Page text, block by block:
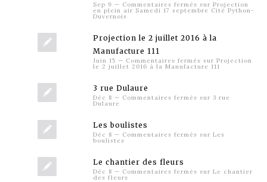
Sep 9 — Commentaires fermés sur Projection
en plein air Samedi 17 septembre Cité Python-
Duvernois
Projection le 2 juillet 2016 à la
Manufacture 111
Juin 15 — Commentaires fermés sur Projection
le 2 juillet 2016 à la Manufacture 111
3 rue Dulaure
Déc 8 — Commentaires fermés sur 3 rue
Dulaure
Les boulistes
Déc 8 — Commentaires fermés sur Les
boulistes
Le chantier des fleurs
Déc 8 — Commentaires fermés sur Le chantier
des fleurs